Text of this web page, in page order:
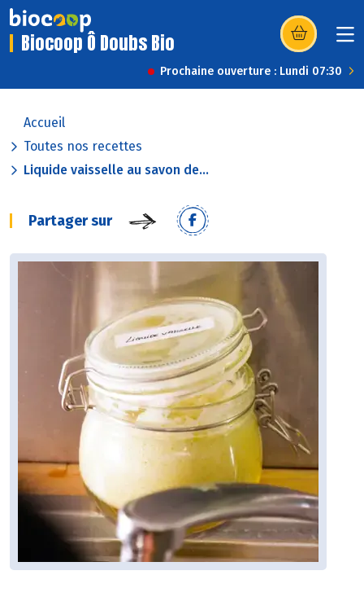
Biocoop Ô Doubs Bio (s’ouvre dans
Prochaine ouverture : Lundi 07:30
Accueil
Toutes nos recettes
Liquide vaisselle au savon de...
Partager sur